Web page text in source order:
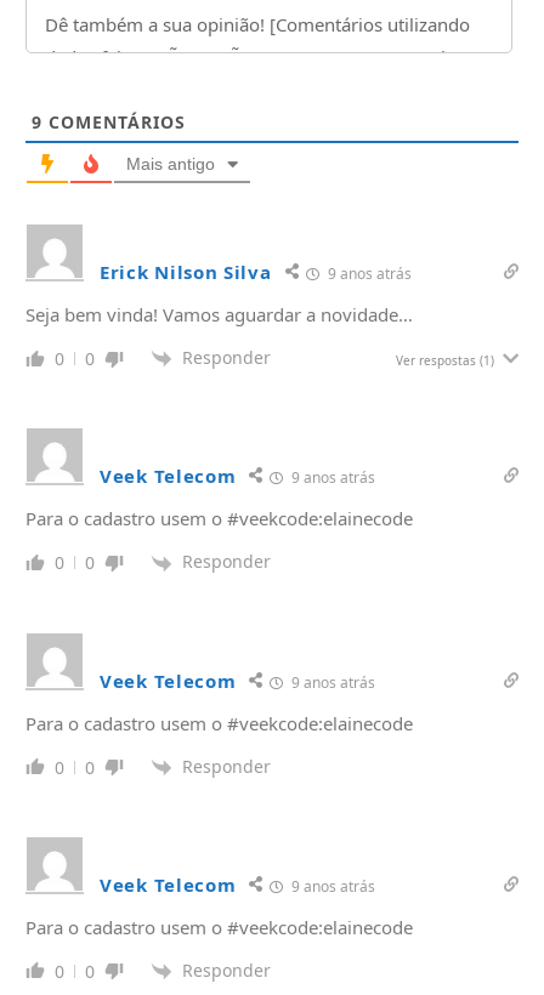
9 COMENTÁRIOS
Mais antigo
Erick Nilson Silva 9 anos atrás
Seja bem vinda! Vamos aguardar a novidade…
0 0 Responder Ver respostas (1)
Veek Telecom 9 anos atrás
Para o cadastro usem o #veekcode:elainecode
0 0 Responder
Veek Telecom 9 anos atrás
Para o cadastro usem o #veekcode:elainecode
0 0 Responder
Veek Telecom 9 anos atrás
Para o cadastro usem o #veekcode:elainecode
0 0 Responder